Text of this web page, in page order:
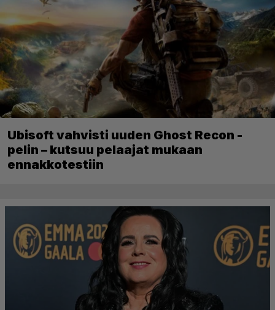
Ubisoft vahvisti uuden Ghost Recon -
pelin – kutsuu pelaajat mukaan
ennakkotestiin